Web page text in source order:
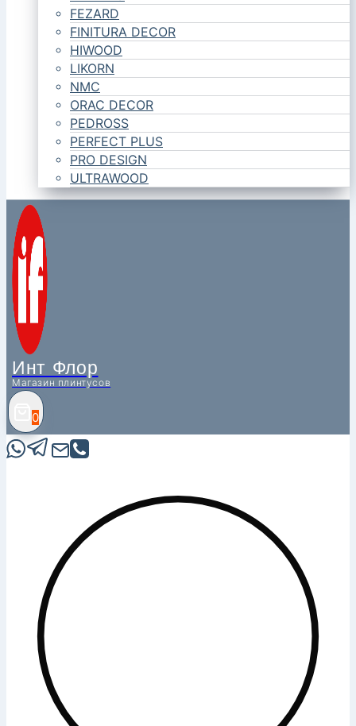
FEZARD
FINITURA DECOR
HIWOOD
LIKORN
NMC
ORAC DECOR
PEDROSS
PERFECT PLUS
PRO DESIGN
ULTRAWOOD
Инт Флор
Магазин плинтусов
0